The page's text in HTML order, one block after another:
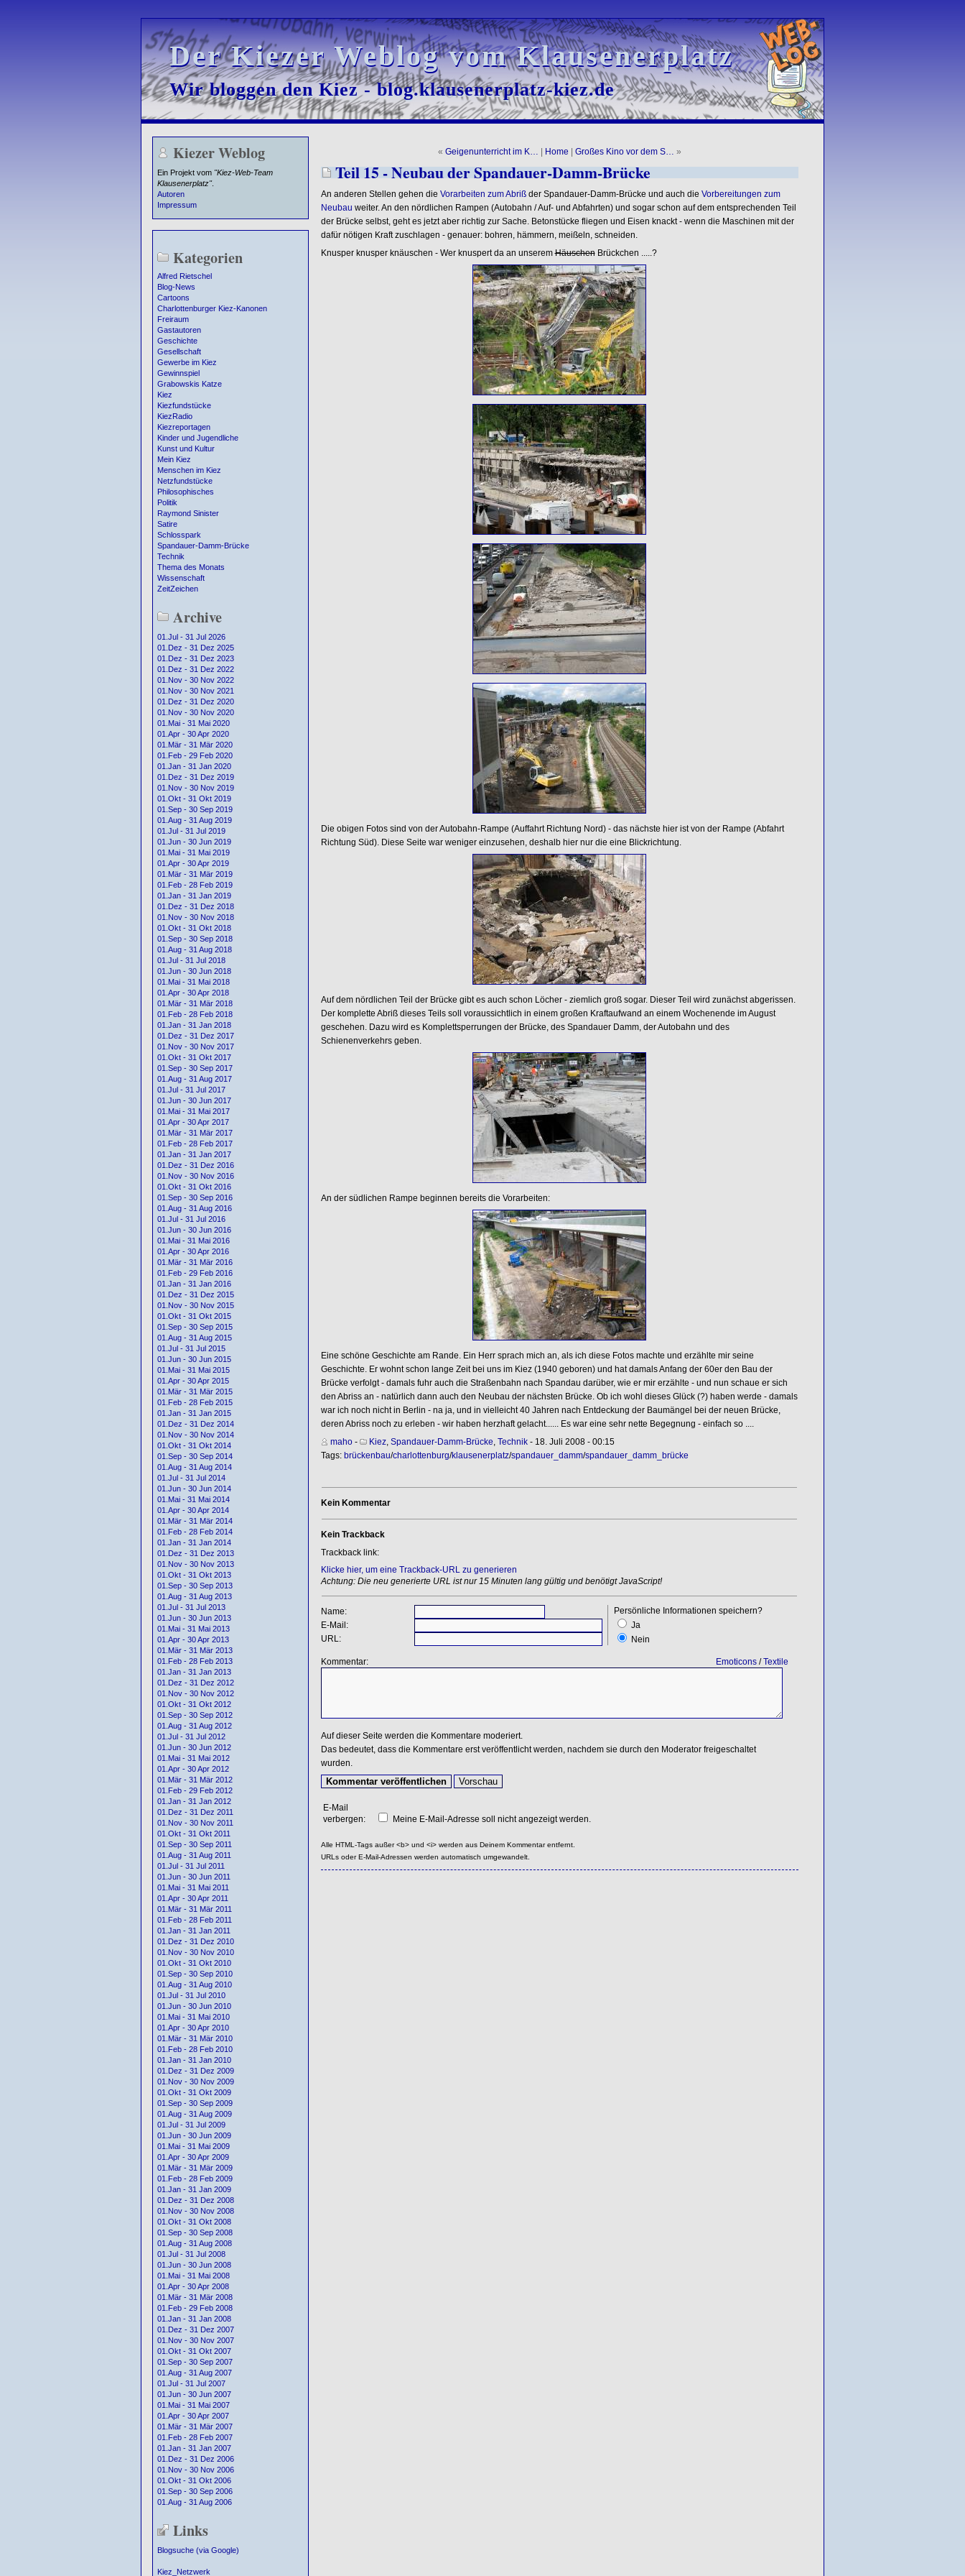
Der Kiezer Weblog vom Klausenerplatz
Der Kiezer Weblog vom Klausenerplatz
Wir bloggen den Kiez - blog.klausenerplatz-kiez.de
Wir bloggen den Kiez - blog.klausenerplatz-kiez.de
Kiezer Weblog
Ein Projekt vom "Kiez-Web-Team
Klausenerplatz".
Autoren
Impressum
Kategorien
Alfred Rietschel
Blog-News
Cartoons
Charlottenburger Kiez-Kanonen
Freiraum
Gastautoren
Geschichte
Gesellschaft
Gewerbe im Kiez
Gewinnspiel
Grabowskis Katze
Kiez
Kiezfundstücke
KiezRadio
Kiezreportagen
Kinder und Jugendliche
Kunst und Kultur
Mein Kiez
Menschen im Kiez
Netzfundstücke
Philosophisches
Politik
Raymond Sinister
Satire
Schlosspark
Spandauer-Damm-Brücke
Technik
Thema des Monats
Wissenschaft
ZeitZeichen
Archive
01.Jul - 31 Jul 2026
01.Dez - 31 Dez 2025
01.Dez - 31 Dez 2023
01.Dez - 31 Dez 2022
01.Nov - 30 Nov 2022
01.Nov - 30 Nov 2021
01.Dez - 31 Dez 2020
01.Nov - 30 Nov 2020
01.Mai - 31 Mai 2020
01.Apr - 30 Apr 2020
01.Mär - 31 Mär 2020
01.Feb - 29 Feb 2020
01.Jan - 31 Jan 2020
01.Dez - 31 Dez 2019
01.Nov - 30 Nov 2019
01.Okt - 31 Okt 2019
01.Sep - 30 Sep 2019
01.Aug - 31 Aug 2019
01.Jul - 31 Jul 2019
01.Jun - 30 Jun 2019
01.Mai - 31 Mai 2019
01.Apr - 30 Apr 2019
01.Mär - 31 Mär 2019
01.Feb - 28 Feb 2019
01.Jan - 31 Jan 2019
01.Dez - 31 Dez 2018
01.Nov - 30 Nov 2018
01.Okt - 31 Okt 2018
01.Sep - 30 Sep 2018
01.Aug - 31 Aug 2018
01.Jul - 31 Jul 2018
01.Jun - 30 Jun 2018
01.Mai - 31 Mai 2018
01.Apr - 30 Apr 2018
01.Mär - 31 Mär 2018
01.Feb - 28 Feb 2018
01.Jan - 31 Jan 2018
01.Dez - 31 Dez 2017
01.Nov - 30 Nov 2017
01.Okt - 31 Okt 2017
01.Sep - 30 Sep 2017
01.Aug - 31 Aug 2017
01.Jul - 31 Jul 2017
01.Jun - 30 Jun 2017
01.Mai - 31 Mai 2017
01.Apr - 30 Apr 2017
01.Mär - 31 Mär 2017
01.Feb - 28 Feb 2017
01.Jan - 31 Jan 2017
01.Dez - 31 Dez 2016
01.Nov - 30 Nov 2016
01.Okt - 31 Okt 2016
01.Sep - 30 Sep 2016
01.Aug - 31 Aug 2016
01.Jul - 31 Jul 2016
01.Jun - 30 Jun 2016
01.Mai - 31 Mai 2016
01.Apr - 30 Apr 2016
01.Mär - 31 Mär 2016
01.Feb - 29 Feb 2016
01.Jan - 31 Jan 2016
01.Dez - 31 Dez 2015
01.Nov - 30 Nov 2015
01.Okt - 31 Okt 2015
01.Sep - 30 Sep 2015
01.Aug - 31 Aug 2015
01.Jul - 31 Jul 2015
01.Jun - 30 Jun 2015
01.Mai - 31 Mai 2015
01.Apr - 30 Apr 2015
01.Mär - 31 Mär 2015
01.Feb - 28 Feb 2015
01.Jan - 31 Jan 2015
01.Dez - 31 Dez 2014
01.Nov - 30 Nov 2014
01.Okt - 31 Okt 2014
01.Sep - 30 Sep 2014
01.Aug - 31 Aug 2014
01.Jul - 31 Jul 2014
01.Jun - 30 Jun 2014
01.Mai - 31 Mai 2014
01.Apr - 30 Apr 2014
01.Mär - 31 Mär 2014
01.Feb - 28 Feb 2014
01.Jan - 31 Jan 2014
01.Dez - 31 Dez 2013
01.Nov - 30 Nov 2013
01.Okt - 31 Okt 2013
01.Sep - 30 Sep 2013
01.Aug - 31 Aug 2013
01.Jul - 31 Jul 2013
01.Jun - 30 Jun 2013
01.Mai - 31 Mai 2013
01.Apr - 30 Apr 2013
01.Mär - 31 Mär 2013
01.Feb - 28 Feb 2013
01.Jan - 31 Jan 2013
01.Dez - 31 Dez 2012
01.Nov - 30 Nov 2012
01.Okt - 31 Okt 2012
01.Sep - 30 Sep 2012
01.Aug - 31 Aug 2012
01.Jul - 31 Jul 2012
01.Jun - 30 Jun 2012
01.Mai - 31 Mai 2012
01.Apr - 30 Apr 2012
01.Mär - 31 Mär 2012
01.Feb - 29 Feb 2012
01.Jan - 31 Jan 2012
01.Dez - 31 Dez 2011
01.Nov - 30 Nov 2011
01.Okt - 31 Okt 2011
01.Sep - 30 Sep 2011
01.Aug - 31 Aug 2011
01.Jul - 31 Jul 2011
01.Jun - 30 Jun 2011
01.Mai - 31 Mai 2011
01.Apr - 30 Apr 2011
01.Mär - 31 Mär 2011
01.Feb - 28 Feb 2011
01.Jan - 31 Jan 2011
01.Dez - 31 Dez 2010
01.Nov - 30 Nov 2010
01.Okt - 31 Okt 2010
01.Sep - 30 Sep 2010
01.Aug - 31 Aug 2010
01.Jul - 31 Jul 2010
01.Jun - 30 Jun 2010
01.Mai - 31 Mai 2010
01.Apr - 30 Apr 2010
01.Mär - 31 Mär 2010
01.Feb - 28 Feb 2010
01.Jan - 31 Jan 2010
01.Dez - 31 Dez 2009
01.Nov - 30 Nov 2009
01.Okt - 31 Okt 2009
01.Sep - 30 Sep 2009
01.Aug - 31 Aug 2009
01.Jul - 31 Jul 2009
01.Jun - 30 Jun 2009
01.Mai - 31 Mai 2009
01.Apr - 30 Apr 2009
01.Mär - 31 Mär 2009
01.Feb - 28 Feb 2009
01.Jan - 31 Jan 2009
01.Dez - 31 Dez 2008
01.Nov - 30 Nov 2008
01.Okt - 31 Okt 2008
01.Sep - 30 Sep 2008
01.Aug - 31 Aug 2008
01.Jul - 31 Jul 2008
01.Jun - 30 Jun 2008
01.Mai - 31 Mai 2008
01.Apr - 30 Apr 2008
01.Mär - 31 Mär 2008
01.Feb - 29 Feb 2008
01.Jan - 31 Jan 2008
01.Dez - 31 Dez 2007
01.Nov - 30 Nov 2007
01.Okt - 31 Okt 2007
01.Sep - 30 Sep 2007
01.Aug - 31 Aug 2007
01.Jul - 31 Jul 2007
01.Jun - 30 Jun 2007
01.Mai - 31 Mai 2007
01.Apr - 30 Apr 2007
01.Mär - 31 Mär 2007
01.Feb - 28 Feb 2007
01.Jan - 31 Jan 2007
01.Dez - 31 Dez 2006
01.Nov - 30 Nov 2006
01.Okt - 31 Okt 2006
01.Sep - 30 Sep 2006
01.Aug - 31 Aug 2006
Links
Blogsuche (via Google)
Kiez_Netzwerk
« Geigenunterricht im K… Home Großes Kino vor dem S… »
Teil 15 - Neubau der Spandauer-Damm-Brücke
An anderen Stellen gehen die Vorarbeiten zum Abrißder Spandauer-Damm-Brücke und auch die Vorbereitungen zum
Neubau weiter. An den nördlichen Rampen (Autobahn / Auf- und Abfahrten) und sogar schon auf dem entsprechenden Teil
der Brücke selbst, geht es jetzt aber richtig zur Sache. Betonstücke fliegen und Eisen knackt - wenn die Maschinen mit der
dafür nötigen Kraft zuschlagen - genauer: bohren, hämmern, meißeln, schneiden.
Knusper knusper knäuschen - Wer knuspert da an unseremHäuschenBrückchen .....?
Die obigen Fotos sind von der Autobahn-Rampe (Auffahrt Richtung Nord) - das nächste hier ist von der Rampe (Abfahrt
Richtung Süd). Diese Seite war weniger einzusehen, deshalb hier nur die eine Blickrichtung.
Auf dem nördlichen Teil der Brücke gibt es auch schon Löcher - ziemlich groß sogar. Dieser Teil wird zunächst abgerissen.
Der komplette Abriß dieses Teils soll voraussichtlich in einem großen Kraftaufwand an einem Wochenende im August
geschehen. Dazu wird es Komplettsperrungen der Brücke, des Spandauer Damm, der Autobahn und des
Schienenverkehrs geben.
An der südlichen Rampe beginnen bereits die Vorarbeiten:
Eine schöne Geschichte am Rande. Ein Herr sprach mich an, als ich diese Fotos machte und erzählte mir seine
Geschichte. Er wohnt schon lange Zeit bei uns im Kiez (1940 geboren) und hat damals Anfang der 60er den Bau der
Brücke verfolgt - damals fuhr auch die Straßenbahn nach Spandau darüber, wie er mir erzählte - und nun schaue er sich
den Abriss an - natürlich dann auch den Neubau der nächsten Brücke. Ob ich wohl dieses Glück (?) haben werde - damals
war ich noch nicht in Berlin - na ja, und in vielleicht 40 Jahren nach Entdeckung der Baumängel bei der neuen Brücke,
deren Abriss noch zu erleben - wir haben herzhaft gelacht...... Es war eine sehr nette Begegnung - einfach so ....
maho- Kiez, Spandauer-Damm-Brücke Technik- 18. Juli 2008 - 00:15
Tags: brückenbau/charlottenburg/klausenerplatz/spandauer_damm/spandauer_damm_brücke
Kein Kommentar
Kein Trackback
Trackback link:
Klicke hier, um eine Trackback-URL zu generieren
Achtung: Die neu generierte URL ist nur 15 Minuten lang gültig und benötigt JavaScript!
Name:
Persönliche Informationen speichern?
Ja
Nein
E-Mail:
URL:
Kommentar: Emoticons/Textile
Auf dieser Seite werden die Kommentare moderiert.
Das bedeutet, dass die Kommentare erst veröffentlicht werden, nachdem sie durch den Moderator freigeschaltet
wurden.
E-Mail
verbergen:
Meine E-Mail-Adresse soll nicht angezeigt werden.
Alle HTML-Tags außer <b> und <i> werden aus Deinem Kommentar entfernt.
URLs oder E-Mail-Adressen werden automatisch umgewandelt.